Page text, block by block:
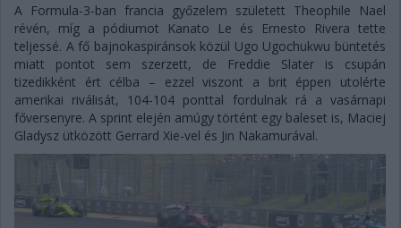
A Formula-3-ban francia győzelem született Theophile Nael
révén, míg a pódiumot Kanato Le és Ernesto Rivera tette
teljessé. A fő bajnokaspiránsok közül Ugo Ugochukwu büntetés
miatt pontot sem szerzett, de Freddie Slater is csupán
tizedikként ért célba – ezzel viszont a brit éppen utolérte
amerikai riválisát, 104-104 ponttal fordulnak rá a vasárnapi
főversenyre. A sprint elején amúgy történt egy baleset is, Maciej
Gladysz ütközött Gerrard Xie-vel és Jin Nakamurával.